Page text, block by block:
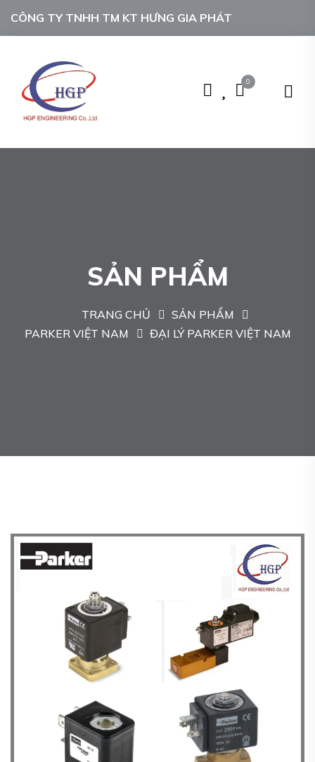
CÔNG TY TNHH TM KT HƯNG GIA PHÁT
0
SẢN PHẨM
TRANG CHỦ
SẢN PHẨM
PARKER VIỆT NAM
ĐẠI LÝ PARKER VIỆT NAM